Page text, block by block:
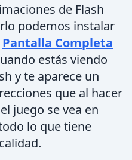
de Flash
podemos instalar
Pantalla Completa
estás viendo
y te aparece un
que al hacer
juego se vea en
lo que tiene